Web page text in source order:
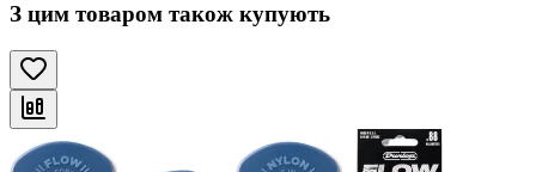
З цим товаром також купують